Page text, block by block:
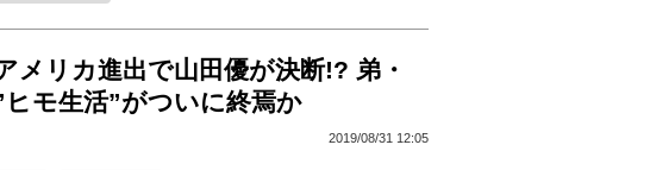
メリカ進出で山田優が決断!? 弟・
ヒモ生活”がついに終焉か
2019/08/31 12:05